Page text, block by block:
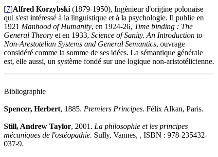
[7]Alfred Korzybski (1879-1950), Ingénieur d'origine polonaise
qui s'est intéressé à la linguistique et à la psychologie. Il publie en
1921 Manhood of Humanity, en 1924-26, Time binding : The
General Theory et en 1933, Science of Sanity. An Introduction to
Non-Arestotelian Systems and General Semantics, ouvrage
considéré comme la somme de ses idées. La sémantique générale
est, elle aussi, un système fondé sur une logique non-aristotélicienne.
Bibliographie
Spencer, Herbert, 1885. Premiers Principes. Félix Alkan, Paris.
Still, Andrew Taylor, 2001. La philosophie et les principes
mécaniques de l'ostéopathie. Sully, Vannes, , ISBN : 978-235432-
037-9.